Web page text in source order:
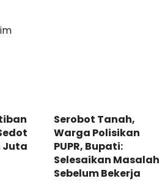
Juta
Serobot Tanah,
Warga Polisikan
PUPR, Bupati:
Selesaikan Masalah
Sebelum Bekerja